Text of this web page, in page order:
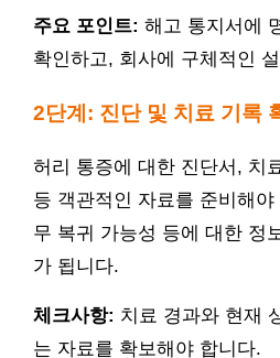
주요 포인트: 해고 통지서에
확인하고, 회사에 구체적인
2단계: 진단 및 치료 기록
허리 통증에 대한 진단서, 치
등 객관적인 자료를 준비해
무 복귀 가능성 등에 대한 정
가 됩니다.
체크사항: 치료 경과와 현재
는 자료를 확보해야 합니다.